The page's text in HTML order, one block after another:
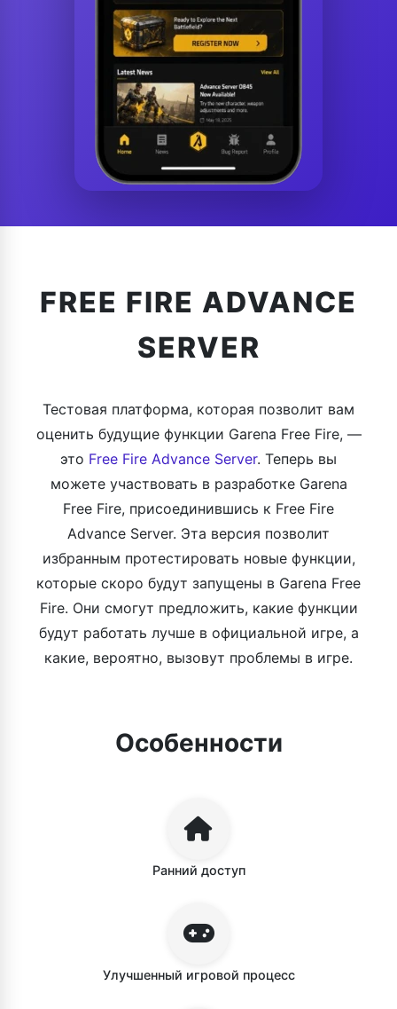
FREE FIRE ADVANCE
SERVER
Тестовая платформа, которая позволит вам
оценить будущие функции Garena Free Fire, —
это Free Fire Advance Server. Теперь вы
можете участвовать в разработке Garena
Free Fire, присоединившись к Free Fire
Advance Server. Эта версия позволит
избранным протестировать новые функции,
которые скоро будут запущены в Garena Free
Fire. Они смогут предложить, какие функции
будут работать лучше в официальной игре, а
какие, вероятно, вызовут проблемы в игре.
Особенности
Ранний доступ
Улучшенный игровой процесс